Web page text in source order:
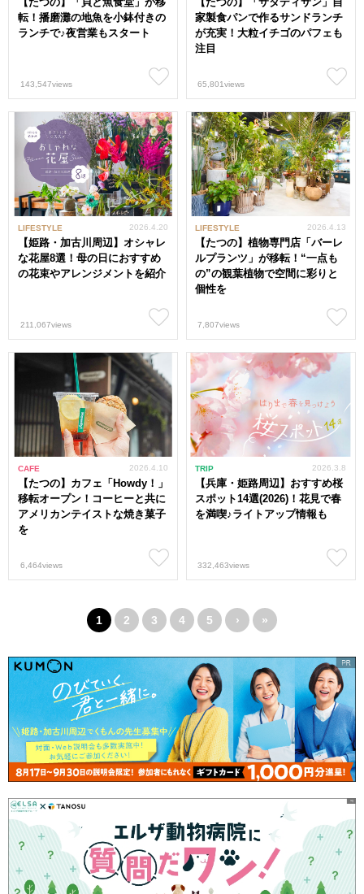
転！播磨灘の地魚を小鉢付きの
ランチで♪夜営業もスタート
143,547views
家製食パンで作るサンドランチ
が充実！大粒イチゴのパフェも
注目
65,801views
LIFESTYLE
【姫路・加古川周辺】オシャレ
な花屋8選！母の日におすすめ
の花束やアレンジメントを紹介
2026.4.20
211,067views
LIFESTYLE
【たつの】植物専門店「バーレ
ルプランツ」が移転！“一点も
の”の観葉植物で空間に彩りと
個性を
2026.4.13
7,807views
CAFE
【たつの】カフェ「Howdy！」
移転オープン！コーヒーと共に
アメリカンテイストな焼き菓子
を
2026.4.10
6,464views
TRIP
【兵庫・姫路周辺】おすすめ桜
スポット14選(2026)！花見で春
を満喫♪ライトアップ情報も
2026.3.8
332,463views
1 2 3 4 5 › »